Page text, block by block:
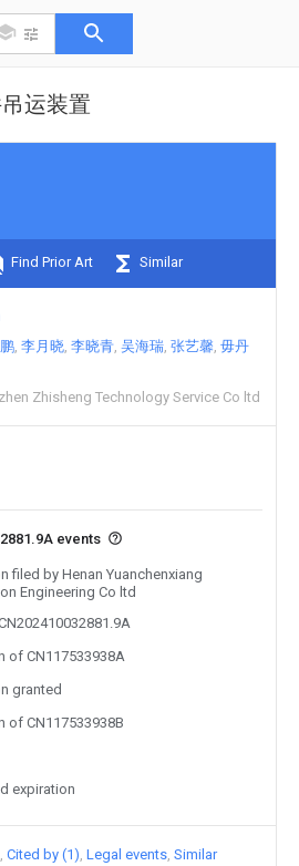
运装置
Find Prior Art Similar
李月晓 李晓青 吴海瑞 张艺馨 毋丹
Zhisheng Technology Service Co ltd
events
filed by Henan Yuanchenxiang
Engineering Co ltd
of CN117533938A
granted
of CN117533938B
expiration
Cited by (1) Legal events Similar